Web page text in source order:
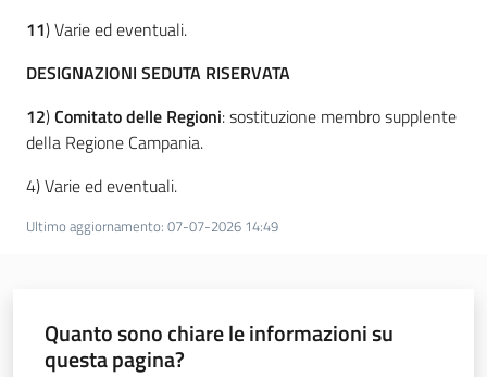
11) Varie ed eventuali.
DESIGNAZIONI SEDUTA RISERVATA
12)Comitato delle Regioni: sostituzione membro supplente
della Regione Campania.
4) Varie ed eventuali.
Ultimo aggiornamento: 07-07-2026 14:49
Quanto sono chiare le informazioni su
questa pagina?